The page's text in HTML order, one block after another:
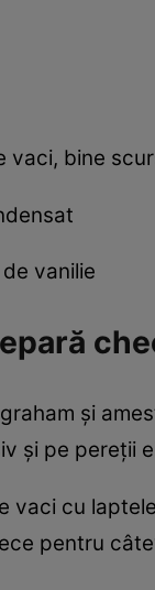
vaci, bine
vanilie
şi
şi pe pereţii
vaci cu
pentru